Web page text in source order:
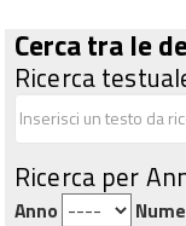
Cerca tra le
Ricerca
Ricerca per
Anno